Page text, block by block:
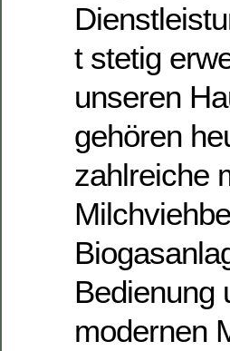
t stetig
unseren
gehören
zahlreiche
Bedienung
modernen